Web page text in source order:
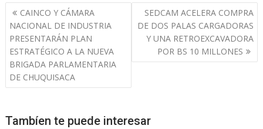
Navegación
de
entradas
CAINCO Y CÁMARA
NACIONAL DE INDUSTRIA
PRESENTARÁN PLAN
ESTRATÉGICO A LA NUEVA
BRIGADA PARLAMENTARIA
DE CHUQUISACA
SEDCAM ACELERA COMPRA
DE DOS PALAS CARGADORAS
Y UNA RETROEXCAVADORA
POR BS 10 MILLONES
Tambíen te puede interesar